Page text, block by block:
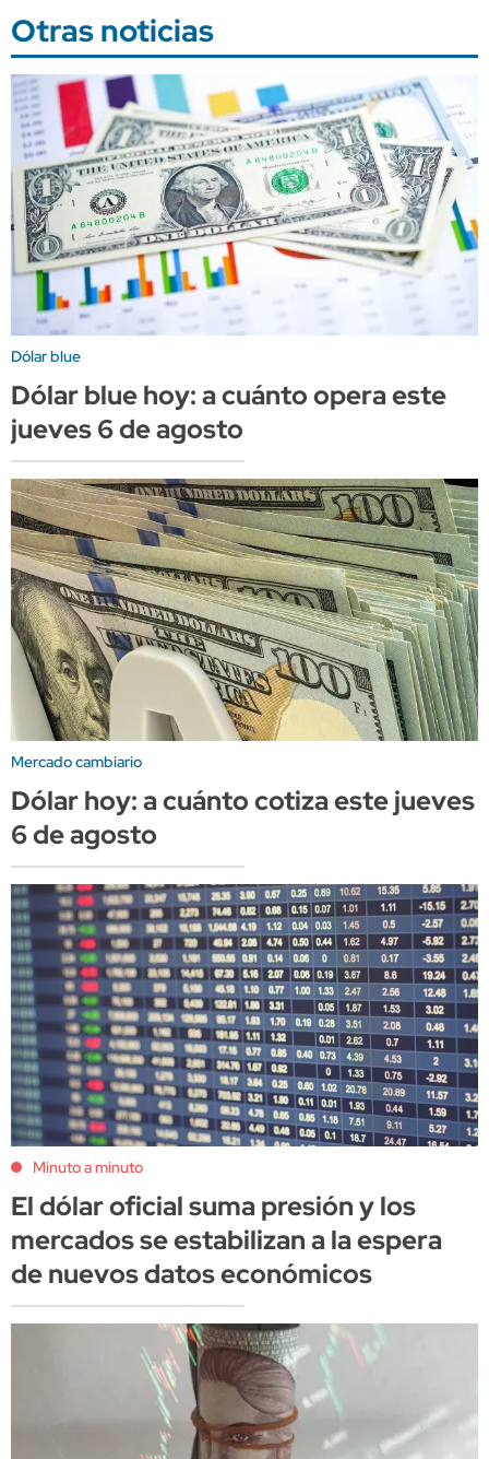
Otras noticias
Dólar blue
Dólar blue hoy: a cuánto opera este
jueves 6 de agosto
Mercado cambiario
Dólar hoy: a cuánto cotiza este jueves
6 de agosto
Minuto a minuto
El dólar oficial suma presión y los
mercados se estabilizan a la espera
de nuevos datos económicos